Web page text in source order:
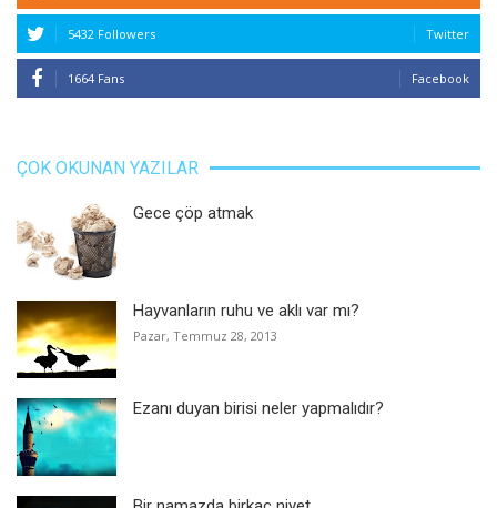
5432 Followers Twitter
1664 Fans Facebook
ÇOK OKUNAN YAZILAR
Gece çöp atmak
Hayvanların ruhu ve aklı var mı?
Pazar, Temmuz 28, 2013
Ezanı duyan birisi neler yapmalıdır?